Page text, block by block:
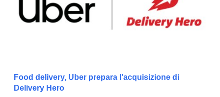
Food delivery, Uber prepara l’acquisizione di
Delivery Hero